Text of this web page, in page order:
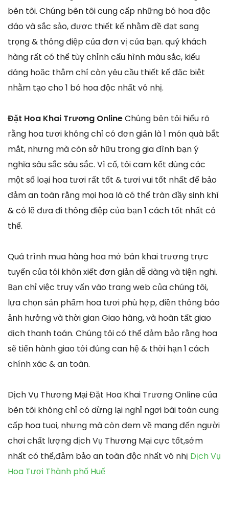
bên tôi. Chúng bên tôi cung cấp những bó hoa độc
đáo và sắc sảo, được thiết kế nhằm đề đạt sang
trọng & thông điệp của đơn vị của bạn. quý khách
hàng rất có thể tùy chỉnh cấu hình màu sắc, kiểu
dáng hoặc thậm chí còn yêu cầu thiết kế đặc biệt
nhằm tạo cho 1 bó hoa độc nhất vô nhị.
Đặt Hoa Khai Trương OnlineChúng bên tôi hiểu rõ
rằng hoa tươi không chỉ có đơn giản là 1 món quà bắt
mắt, nhưng mà còn sở hữu trong gia đình bạn ý
nghĩa sâu sắc sâu sắc. Vì cố, tôi cam kết dùng các
một số loại hoa tươi rất tốt & tươi vui tốt nhất để bảo
đảm an toàn rằng mọi hoa lá có thể tràn đầy sinh khí
& có lẽ đưa đi thông điệp của bạn 1 cách tốt nhất có
thể.
Quá trình mua hàng hoa mở bán khai trương trực
tuyến của tôi khôn xiết đơn giản dễ dàng và tiện nghi.
Bạn chỉ việc truy vấn vào trang web của chúng tôi,
lựa chọn sản phẩm hoa tươi phù hợp, điền thông báo
ảnh hưởng và thời gian Giao hàng, và hoàn tất giao
dịch thanh toán. Chúng tôi có thể đảm bảo rằng hoa
sẽ tiến hành giao tới đúng can hệ & thời hạn 1 cách
chính xác & an toàn.
Dịch Vụ Thương Mại Đặt Hoa Khai Trương Online của
bên tôi không chỉ có dừng lại nghỉ ngơi bài toán cung
cấp hoa tuoi, nhưng mà còn đem về mang đến người
chơi chất lượng dịch Vụ Thương Mại cực tốt,sớm
nhất có thể,đảm bảo an toàn độc nhất vô nhị Dịch Vụ
Hoa Tươi Thành phố Huế